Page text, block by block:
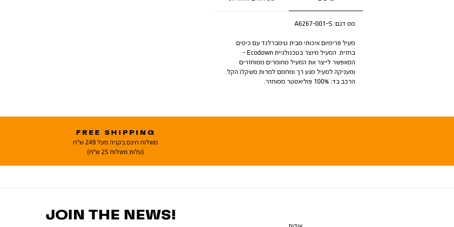
מס דגם:A6267-001-S
מעיל פרימיום איכותי מבית טימברלנד עם כיסים
בחזית. המעיל מיוצר בטכנולגיית Ecodown -
המאפשר לייצר את המעיל מחומרים ממוחזרים
ומעניקה למעיל מגע רך ומחמם למרות משקלו הקל.
הרכב בד: 100% פוליאסטר ממוחזר.
FREE SHIPPING
משלוח חינם בקניה מעל 249 ש"ח
(עלות משלוח 25 ש"ח)
JOIN THE NEWS!